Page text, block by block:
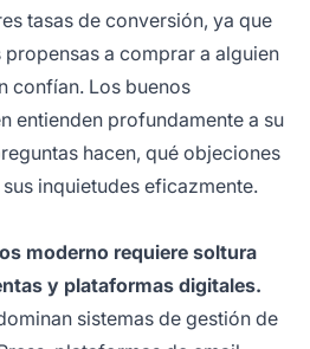
tasas de conversión, ya que
propensas a comprar a alguien
confían. Los buenos
entienden profundamente a su
hacen, qué objeciones
inquietudes eficazmente.
moderno requiere soltura
y plataformas digitales.
sistemas de gestión de